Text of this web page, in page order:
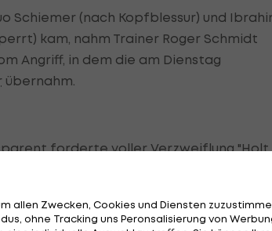
Schiemer (nach Kopfblessur) und
kam, nahm Trainer Roger Schmidt
Angriff, in dem die am Dienstag
übernahm.
forderte voller Verzweiflung "Holt
das Spiel von Beginn an und gingen
Strafraumgrenze Raum und bediente
allen Zwecken, Cookies und Diensten
ohne Tracking uns Peronsalisierung von